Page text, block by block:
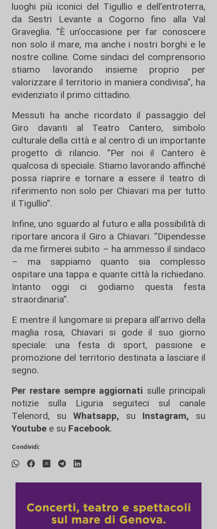
luoghi più iconici del Tigullio e dell’entroterra,
da Sestri Levante a Cogorno fino alla Val
Graveglia. “È un’occasione per far conoscere
non solo il mare, ma anche i nostri borghi e le
nostre colline. Come sindaci del comprensorio
stiamo lavorando insieme proprio per
valorizzare il territorio in maniera condivisa”, ha
evidenziato il primo cittadino.
Messuti ha anche ricordato il passaggio del
Giro davanti al Teatro Cantero, simbolo
culturale della città e al centro di un importante
progetto di rilancio. “Per noi il Cantero è
qualcosa di speciale. Stiamo lavorando affinché
possa riaprire e tornare a essere il teatro di
riferimento non solo per Chiavari ma per tutto
il Tigullio”.
Infine, uno sguardo al futuro e alla possibilità di
riportare ancora il Giro a Chiavari. “Dipendesse
da me firmerei subito – ha ammesso il sindaco
– ma sappiamo quanto sia complesso
ospitare una tappa e quante città la richiedano.
Intanto oggi ci godiamo questa festa
straordinaria”.
E mentre il lungomare si prepara all’arrivo della
maglia rosa, Chiavari si gode il suo giorno
speciale: una festa di sport, passione e
promozione del territorio destinata a lasciare il
segno.
Per restare sempre aggiornati sulle principali
notizie sulla Liguria seguiteci sul canale
Telenord, su
Whatsapp, su Instagram, su
Youtube e su Facebook.
Condividi: